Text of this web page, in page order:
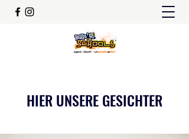
HIER UNSERE GESICHTER